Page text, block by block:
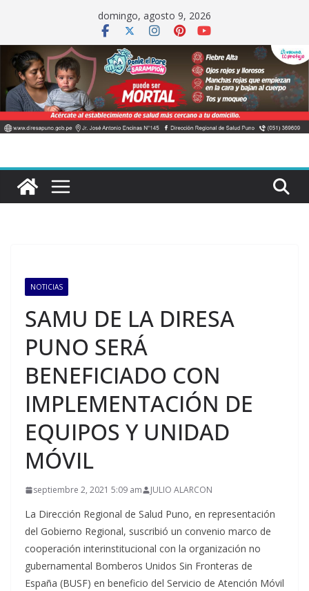
contenido
domingo, agosto 9, 2026
NOTICIAS
SAMU DE LA DIRESA
PUNO SERÁ
BENEFICIADO CON
IMPLEMENTACIÓN DE
EQUIPOS Y UNIDAD
MÓVIL
septiembre 2, 2021 5:09 am JULIO ALARCON
La Dirección Regional de Salud Puno, en representación
del Gobierno Regional, suscribió un convenio marco de
cooperación interinstitucional con la organización no
gubernamental Bomberos Unidos Sin Fronteras de
España (BUSF) en beneficio del Servicio de Atención Móvil